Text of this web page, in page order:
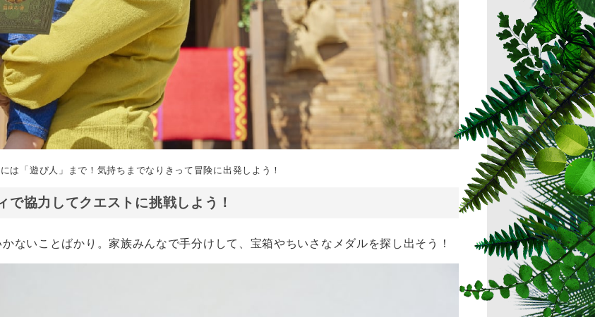
「遊び人」まで！気持ちまでなりきって冒険に出発しよう！
協力してクエストに挑戦しよう！
ないことばかり。家族みんなで手分けして、宝箱やちいさなメダルを探し出そう！